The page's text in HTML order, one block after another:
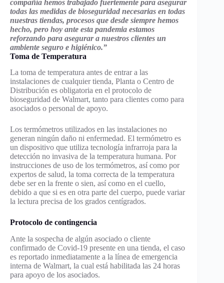
compañía hemos trabajado fuertemente para asegurar
todas las medidas de bioseguridad necesarias en todas
nuestras tiendas, procesos que desde siempre hemos
hecho, pero hoy ante esta pandemia estamos
reforzando para asegurar a nuestros clientes un
ambiente seguro e higiénico.”
Toma de Temperatura
La toma de temperatura antes de entrar a las
instalaciones de cualquier tienda, Planta o Centro de
Distribución es obligatoria en el protocolo de
bioseguridad de Walmart, tanto para clientes como para
asociados o personal de apoyo.
Los termómetros utilizados en las instalaciones no
generan ningún daño ni enfermedad. El termómetro es
un dispositivo que utiliza tecnología infrarroja para la
detección no invasiva de la temperatura humana. Por
instrucciones de uso de los termómetros, así como por
expertos de salud, la toma correcta de la temperatura
debe ser en la frente o sien, así como en el cuello,
debido a que si es en otra parte del cuerpo, puede variar
la lectura precisa de los grados centígrados.
Protocolo de contingencia
Ante la sospecha de algún asociado o cliente
confirmado de Covid-19 presente en una tienda, el caso
es reportado inmediatamente a la línea de emergencia
interna de Walmart, la cual está habilitada las 24 horas
para apoyo de los asociados.